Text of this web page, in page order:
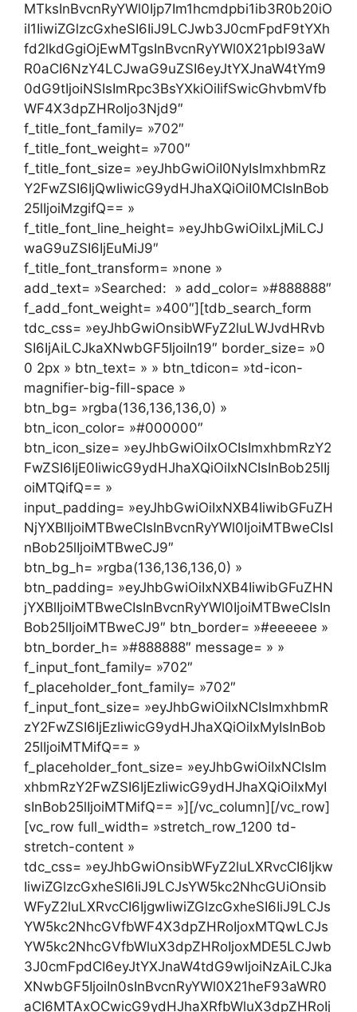
MTksInBvcnRyYWl0Ijp7Im1hcmdpbi1ib3R0b20iO
iI1IiwiZGlzcGxheSI6IiJ9LCJwb3J0cmFpdF9tYXh
fd2lkdGgiOjEwMTgsInBvcnRyYWl0X21pbl93aW
R0aCI6NzY4LCJwaG9uZSI6eyJtYXJnaW4tYm9
0dG9tIjoiNSIsImRpc3BsYXkiOiIifSwicGhvbmVfb
WF4X3dpZHRoIjo3Njd9″
f_title_font_family= »702″
f_title_font_weight= »700″
f_title_font_size= »eyJhbGwiOiI0NyIsImxhbmRz
Y2FwZSI6IjQwIiwicG9ydHJhaXQiOiI0MCIsInBob
25lIjoiMzgifQ== »
f_title_font_line_height= »eyJhbGwiOiIxLjMiLCJ
waG9uZSI6IjEuMiJ9″
f_title_font_transform= »none »
add_text= »Searched: » add_color= »#888888″
f_add_font_weight= »400″][tdb_search_form
tdc_css= »eyJhbGwiOnsibWFyZ2luLWJvdHRvb
SI6IjAiLCJkaXNwbGF5IjoiIn19″ border_size= »0
0 2px » btn_text= » » btn_tdicon= »td-icon-
magnifier-big-fill-space »
btn_bg= »rgba(136,136,136,0) »
btn_icon_color= »#000000″
btn_icon_size= »eyJhbGwiOiIxOCIsImxhbmRzY2
FwZSI6IjE0IiwicG9ydHJhaXQiOiIxNCIsInBob25lIj
oiMTQifQ== »
input_padding= »eyJhbGwiOiIxNXB4IiwibGFuZH
NjYXBlIjoiMTBweCIsInBvcnRyYWl0IjoiMTBweCIsI
nBob25lIjoiMTBweCJ9″
btn_bg_h= »rgba(136,136,136,0) »
btn_padding= »eyJhbGwiOiIxNXB4IiwibGFuZHN
jYXBlIjoiMTBweCIsInBvcnRyYWl0IjoiMTBweCIsIn
Bob25lIjoiMTBweCJ9″ btn_border= »#eeeeee »
btn_border_h= »#888888″ message= » »
f_input_font_family= »702″
f_placeholder_font_family= »702″
f_input_font_size= »eyJhbGwiOiIxNCIsImxhbmR
zY2FwZSI6IjEzIiwicG9ydHJhaXQiOiIxMyIsInBob
25lIjoiMTMifQ== »
f_placeholder_font_size= »eyJhbGwiOiIxNCIsIm
xhbmRzY2FwZSI6IjEzIiwicG9ydHJhaXQiOiIxMyI
sInBob25lIjoiMTMifQ== »][/vc_column][/vc_row]
[vc_row full_width= »stretch_row_1200 td-
stretch-content »
tdc_css= »eyJhbGwiOnsibWFyZ2luLXRvcCI6Ijkw
IiwiZGlzcGxheSI6IiJ9LCJsYW5kc2NhcGUiOnsib
WFyZ2luLXRvcCI6IjgwIiwiZGlzcGxheSI6IiJ9LCJs
YW5kc2NhcGVfbWF4X3dpZHRoIjoxMTQwLCJs
YW5kc2NhcGVfbWluX3dpZHRoIjoxMDE5LCJwb
3J0cmFpdCI6eyJtYXJnaW4tdG9wIjoiNzAiLCJka
XNwbGF5IjoiIn0sInBvcnRyYWl0X21heF93aWR0
aCI6MTAxOCwicG9ydHJhaXRfbWluX3dpZHRoIj